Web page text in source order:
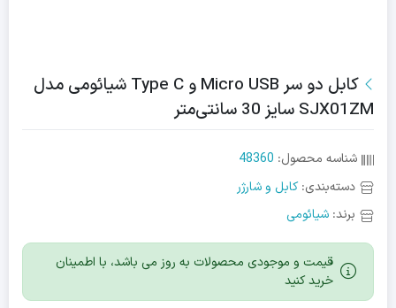
کابل دو سر Micro USB و Type C شیائومی مدل
SJX01ZM سایز 30 سانتی‌متر
شناسه محصول: 48360
دسته‌بندی:کابل و شارژر
برند: شیائومی
قیمت و موجودی محصولات به روز می باشد، با اطمینان
خرید کنید